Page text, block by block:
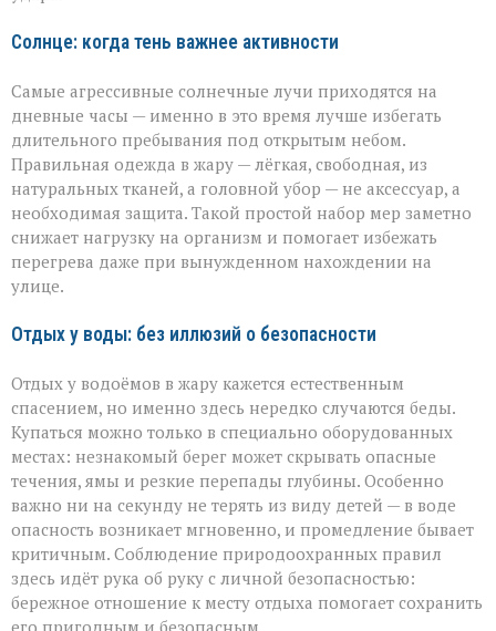
Солнце: когда тень важнее активности
Самые агрессивные солнечные лучи приходятся на
дневные часы — именно в это время лучше избегать
длительного пребывания под открытым небом.
Правильная одежда в жару — лёгкая, свободная, из
натуральных тканей, а головной убор — не аксессуар, а
необходимая защита. Такой простой набор мер заметно
снижает нагрузку на организм и помогает избежать
перегрева даже при вынужденном нахождении на
улице.
Отдых у воды: без иллюзий о безопасности
Отдых у водоёмов в жару кажется естественным
спасением, но именно здесь нередко случаются беды.
Купаться можно только в специально оборудованных
местах: незнакомый берег может скрывать опасные
течения, ямы и резкие перепады глубины. Особенно
важно ни на секунду не терять из виду детей — в воде
опасность возникает мгновенно, и промедление бывает
критичным. Соблюдение природоохранных правил
здесь идёт рука об руку с личной безопасностью:
бережное отношение к месту отдыха помогает сохранить